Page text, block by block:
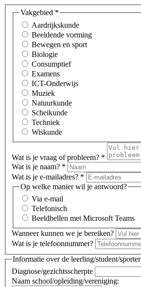
Vakgebied *
Aardrijkskunde
Beeldende vorming
Bewegen en sport
Biologie
Consumptief
Examens
ICT-Onderwijs
Muziek
Natuurkunde
Scheikunde
Techniek
Wiskunde
Wat is je vraag of probleem? *
Wat is je naam? *
Wat is je e-mailadres? *
Op welke manier wil je antwoord?
Via e-mail
Telefonisch
Beeldbellen met Microsoft Teams
Wanneer kunnen we je bereiken?
Wat is je telefoonnummer?
Informatie over de leerling/student/sporter
Diagnose/gezichtsscherpte
Naam school/opleiding/vereniging: